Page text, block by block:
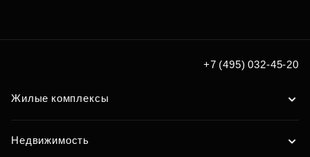
+7 (495) 032-45-20
Жилые комплексы
Недвижимость